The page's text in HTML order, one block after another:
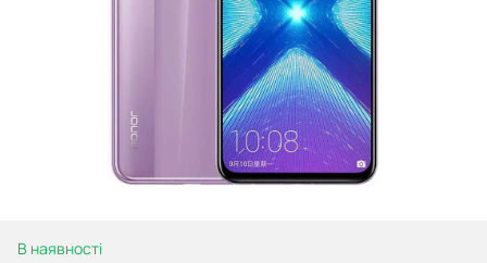
В наявності